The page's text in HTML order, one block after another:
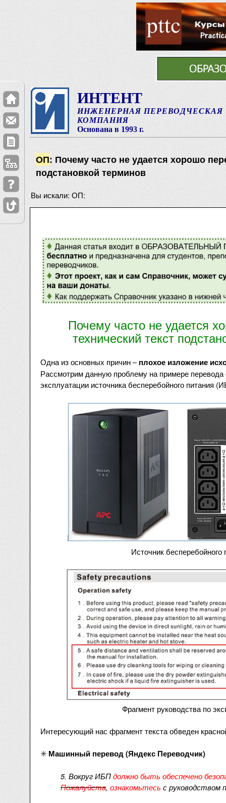
ИНТЕНТ
ИНЖЕНЕРНАЯ ПЕРЕВОДЧЕСКАЯ
КОМПАНИЯ
Основана в 1993 г.
ОП: Почему часто не удается хорошо
подстановкой терминов
Вы искали: ОП:
Почему часто не удается
технический текст
Одна из основных причин –плохое изложение
Рассмотрим данную проблему на примере перевода
эксплуатации источника бесперебойного питания
Источник бесперебойного
Фрагмент руководства по
Интересующий нас фрагмент текста обведен
✳️ Машинный перевод (Яндекс Переводчик)
5. Вокруг ИБПдолжно быть обеспечено
Пожалуйста, ознакомьтесь с руководством